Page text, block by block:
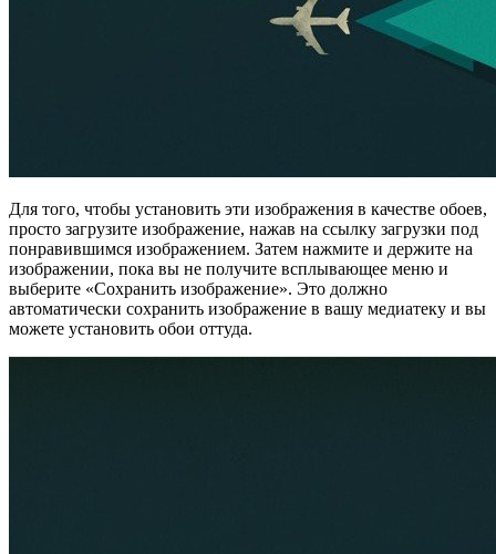
Для того, чтобы установить эти изображения в качестве обоев,
просто загрузите изображение, нажав на ссылку загрузки под
понравившимся изображением. Затем нажмите и держите на
изображении, пока вы не получите всплывающее меню и
выберите «Сохранить изображение». Это должно
автоматически сохранить изображение в вашу медиатеку и вы
можете установить обои оттуда.